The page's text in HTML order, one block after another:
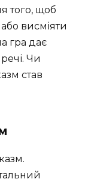
того, щоб
висміяти
гра дає
Чи
став